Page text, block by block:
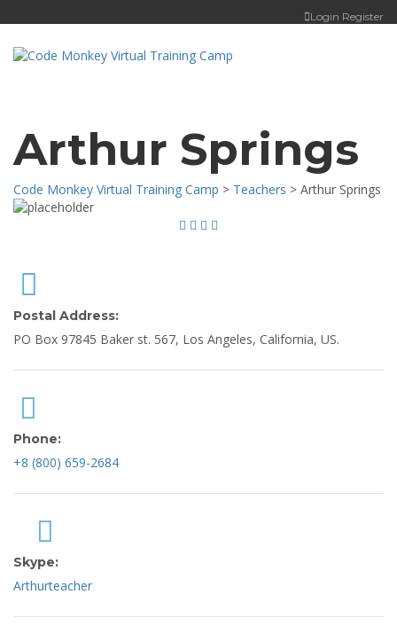
Login Register
Arthur Springs
Code Monkey Virtual Training Camp > Teachers > Arthur Springs
Postal Address:
PO Box 97845 Baker st. 567, Los Angeles, California, US.
Phone:
+8 (800) 659-2684
Skype:
Arthurteacher